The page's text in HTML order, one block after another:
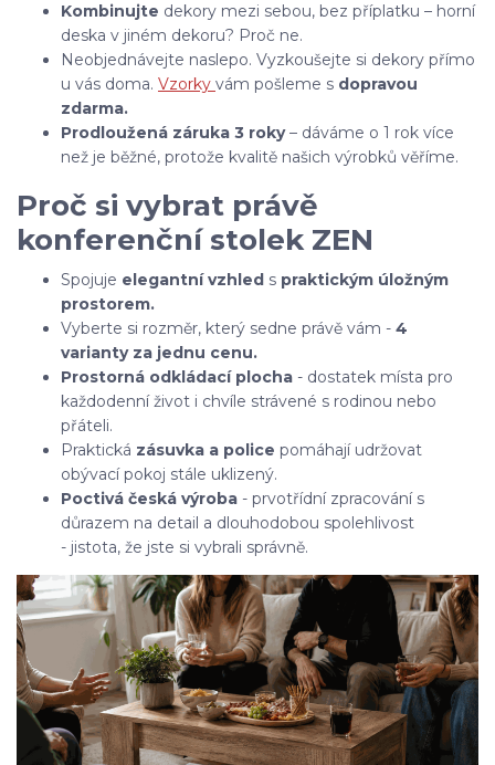
Kombinujte dekory mezi sebou, bez příplatku – horní
deska v jiném dekoru? Proč ne.
Neobjednávejte naslepo. Vyzkoušejte si dekory přímo
u vás doma. Vzorky vám pošleme s dopravou
zdarma.
Prodloužená záruka 3 roky– dáváme o 1 rok více
než je běžné, protože kvalitě našich výrobků věříme.
Proč si vybrat právě
konferenční stolek ZEN
Spojuje elegantní vzhled s praktickým úložným
prostorem.
Vyberte si rozměr, který sedne právě vám - 4
varianty za jednu cenu.
Prostorná odkládací plocha - dostatek místa pro
každodenní život i chvíle strávené s rodinou nebo
přáteli.
Praktická zásuvka a police pomáhají udržovat
obývací pokoj stále uklizený.
Poctivá česká výroba - prvotřídní zpracování s
důrazem na detail a dlouhodobou spolehlivost
- jistota, že jste si vybrali správně.